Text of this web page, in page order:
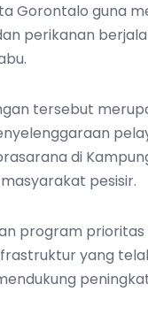
Gorontalo guna
perikanan
tersebut
di
pesisir.
program prioritas
yang